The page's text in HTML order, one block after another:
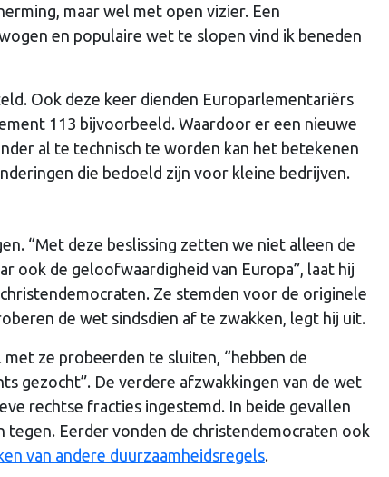
maar wel met open vizier. Een
en populaire wet te slopen vind ik beneden
Ook deze keer dienden Europarlementariërs
113 bijvoorbeeld. Waardoor er een nieuwe
al te technisch te worden kan het betekenen
die bedoeld zijn voor kleine bedrijven.
“Met deze beslissing zetten we niet alleen de
ook de geloofwaardigheid van Europa”, laat hij
Ze stemden voor de originele
de wet sindsdien af te zwakken, legt hij uit.
ze probeerden te sluiten, “hebben de
gezocht”. De verdere afzwakkingen van de wet
rechtse fracties ingestemd. In beide gevallen
Eerder vonden de christendemocraten ook
van andere duurzaamheidsregels.